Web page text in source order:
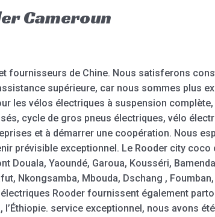
Cameroun
fournisseurs de Chine. Nous satisferons
supérieure, car nous sommes plus
les vélos électriques à suspension
cycle de gros pneus électriques, vélo
et à démarrer une coopération. Nous
prévisible exceptionnel. Le Rooder city
Yaoundé, Garoua, Kousséri,
Nkongsamba, Mbouda, Dschang , Foumban,
Rooder fournissent également
l’Éthiopie. service exceptionnel, nous avons